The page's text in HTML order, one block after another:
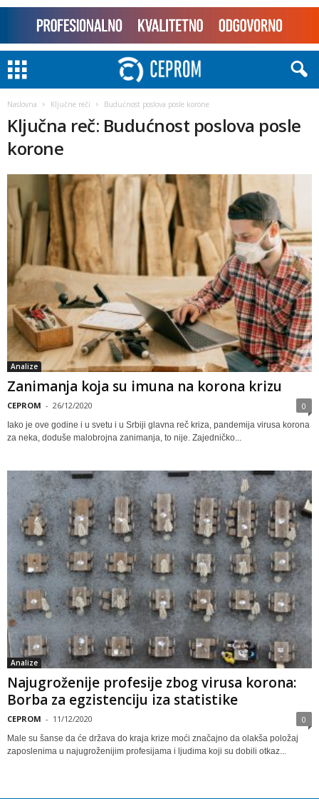
Naslovna Ključne reči Budućnost poslova posle korone
Ključna reč: Budućnost poslova posle
korone
Analize
Zanimanja koja su imuna na korona krizu
CEPROM - 26/12/2020 0
Iako je ove godine i u svetu i u Srbiji glavna reč kriza, pandemija virusa korona
za neka, doduše malobrojna zanimanja, to nije. Zajedničko...
Analize
Najugroženije profesije zbog virusa korona:
Borba za egzistenciju iza statistike
CEPROM - 11/12/2020 0
Male su šanse da će država do kraja krize moći značajno da olakša položaj
zaposlenima u najugroženijim profesijama i ljudima koji su dobili otkaz...